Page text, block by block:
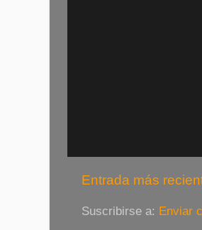
Entrada más
Suscribirse a: Enviar